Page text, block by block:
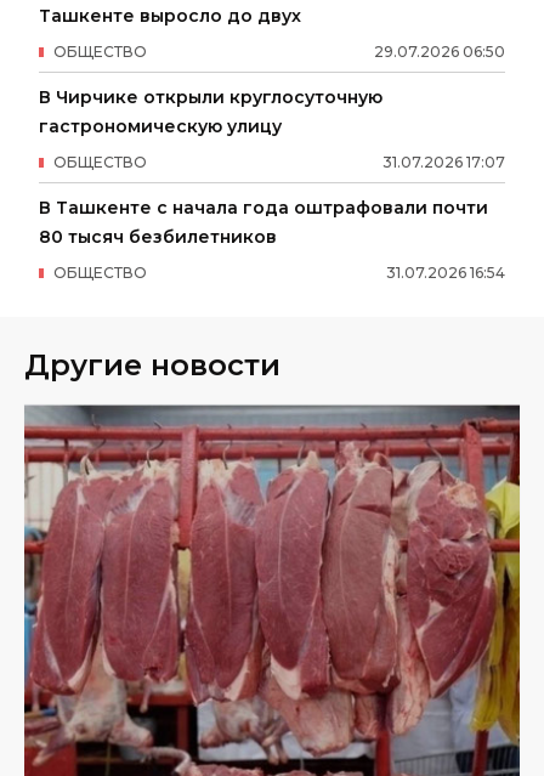
Ташкенте выросло до двух
29.07.2026 06:50
ОБЩЕСТВО
В Чирчике открыли круглосуточную
гастрономическую улицу
31.07.2026 17:07
ОБЩЕСТВО
В Ташкенте с начала года оштрафовали почти
80 тысяч безбилетников
31.07.2026 16:54
ОБЩЕСТВО
Другие новости